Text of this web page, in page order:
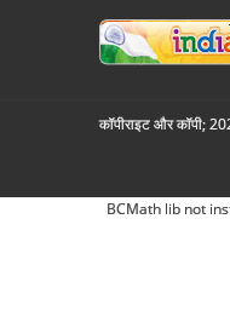
कॉपीराइट और कॉपी;
BCMath lib not